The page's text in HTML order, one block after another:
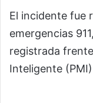
El incidente fue
emergencias
registrada
Inteligente